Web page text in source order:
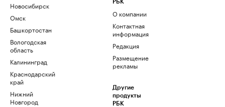
Новосибирск
Омск
Башкортостан
Вологодская
область
Калининград
Краснодарский
край
Нижний
Новгород
РБК
О компании
Контактная
информация
Редакция
Размещение
рекламы
Другие
продукты
РБК